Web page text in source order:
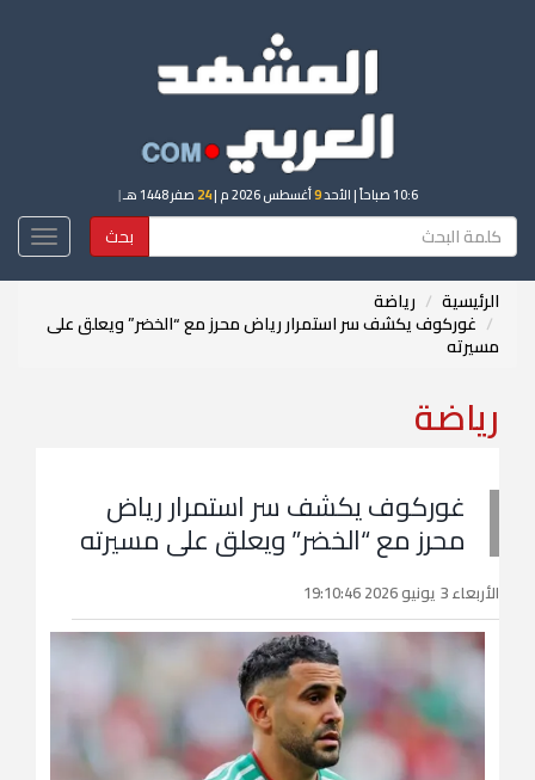
10:6 صباحاً | الأحد9أغسطس 2026 م | 24 صفر 1448 هـ |
بحث
الرئيسية رياضة
غوركوف يكشف سر استمرار رياض محرز مع “الخضر” ويعلق على
مسيرته
رياضة
غوركوف يكشف سر استمرار رياض
محرز مع “الخضر” ويعلق على مسيرته
الأربعاء 3 يونيو 2026 19:10:46